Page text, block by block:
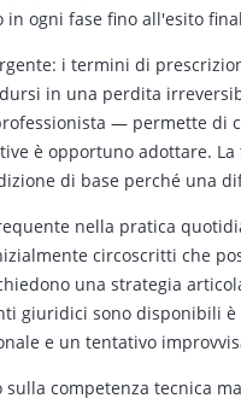
in ogni fase fino all'esito
i termini di
in una perdita
— permette di
è opportuno adottare.
di base perché una
nella pratica
circoscritti che
una strategia
giuridici sono disponibili
e un tentativo
competenza tecnica